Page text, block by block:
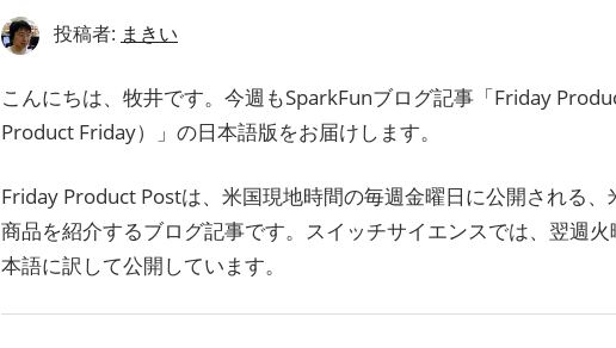
エ
ン
ス
マ
投稿者: まきい
こんにちは、牧井です。今週もSparkFunブログ記事「Friday
Product Friday）」の日本語版をお届けします。
Friday Product Postは、米国現地時間の毎週金曜日に公開される、
商品を紹介するブログ記事です。スイッチサイエンスでは、翌週
本語に訳して公開しています。